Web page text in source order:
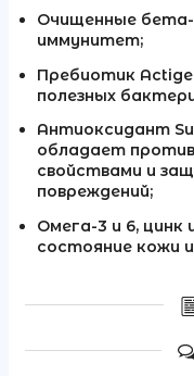
Очищенные
иммунитет;
Пребиотик
полезных
Антиоксидант
обладает
свойствами и
повреждений;
Омега-3 и 6,
состояние кожи